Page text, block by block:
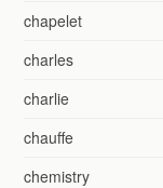
chapelet
charles
charlie
chauffe
chemistry